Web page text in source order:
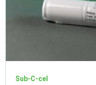
Sub-C-cel